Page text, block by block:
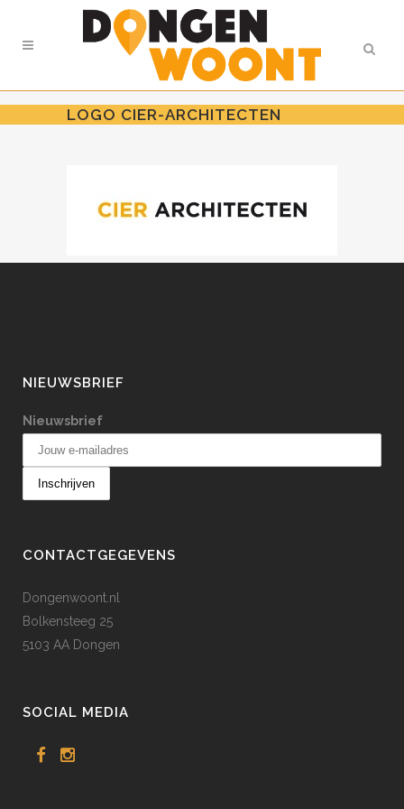
LOGO CIER-ARCHITECTEN
NIEUWSBRIEF
Nieuwsbrief
CONTACTGEGEVENS
Dongenwoont.nl
Bolkensteeg 25
5103 AA Dongen
SOCIAL MEDIA